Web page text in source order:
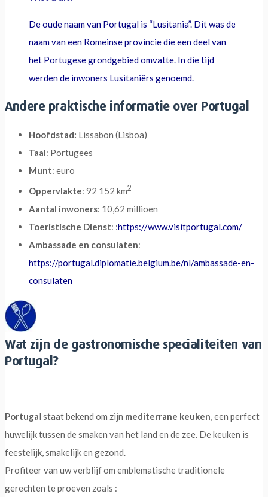
De oude naam van Portugal is “Lusitania”. Dit was de
naam van een Romeinse provincie die een deel van
het Portugese grondgebied omvatte. In die tijd
werden de inwoners Lusitaniërs genoemd.
Andere praktische informatie over Portugal
Hoofdstad: Lissabon (Lisboa)
Taal: Portugees
Munt: euro
Oppervlakte: 92 152 km2
Aantal inwoners: 10,62 millioen
Toeristische Dienst: :https://www.visitportugal.com/
Ambassade en consulaten:
https://portugal.diplomatie.belgium.be/nl/ambassade-en-
consulaten
Wat zijn de gastronomische specialiteiten van
Portugal?
Portugal staat bekend om zijn mediterrane keuken, een perfect
huwelijk tussen de smaken van het land en de zee. De keuken is
feestelijk, smakelijk en gezond.
Profiteer van uw verblijf om emblematische traditionele
gerechten te proeven zoals :